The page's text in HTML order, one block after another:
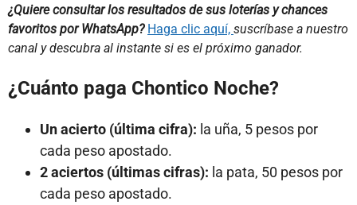
¿Quiere consultar los resultados de sus loterías y chances
favoritos por WhatsApp? Haga clic aquí, suscríbase a nuestro
canal y descubra al instante si es el próximo ganador.
¿Cuánto paga Chontico Noche?
Un acierto (última cifra): la uña, 5 pesos por
cada peso apostado.
2 aciertos (últimas cifras): la pata, 50 pesos por
cada peso apostado.